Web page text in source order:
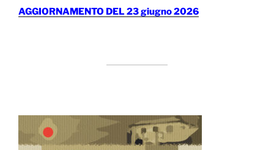
AGGIORNAMENTO DEL 23 giugno 2026